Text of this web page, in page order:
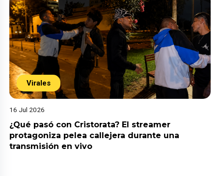
Virales
16 Jul 2026
¿Qué pasó con Cristorata? El streamer
protagoniza pelea callejera durante una
transmisión en vivo